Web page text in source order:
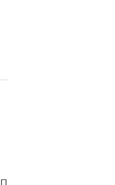
Nächster